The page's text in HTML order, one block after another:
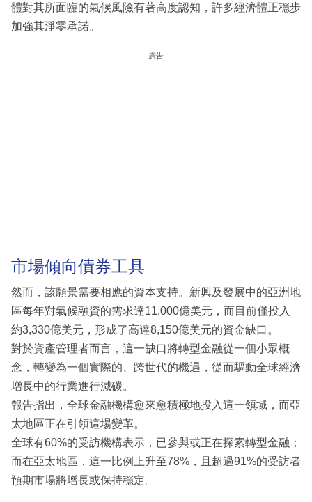
體對其所面臨的氣候風險有著高度認知，許多經濟體正穩步
加強其淨零承諾。
廣告
市場傾向債券工具
然而，該願景需要相應的資本支持。新興及發展中的亞洲地
區每年對氣候融資的需求達11,000億美元，而目前僅投入
約3,330億美元，形成了高達8,150億美元的資金缺口。
對於資產管理者而言，這一缺口將轉型金融從一個小眾概
念，轉變為一個實際的、跨世代的機遇，從而驅動全球經濟
增長中的行業進行減碳。
報告指出，全球金融機構愈來愈積極地投入這一領域，而亞
太地區正在引領這場變革。
全球有60%的受訪機構表示，已參與或正在探索轉型金融；
而在亞太地區，這一比例上升至78%，且超過91%的受訪者
預期市場將增長或保持穩定。